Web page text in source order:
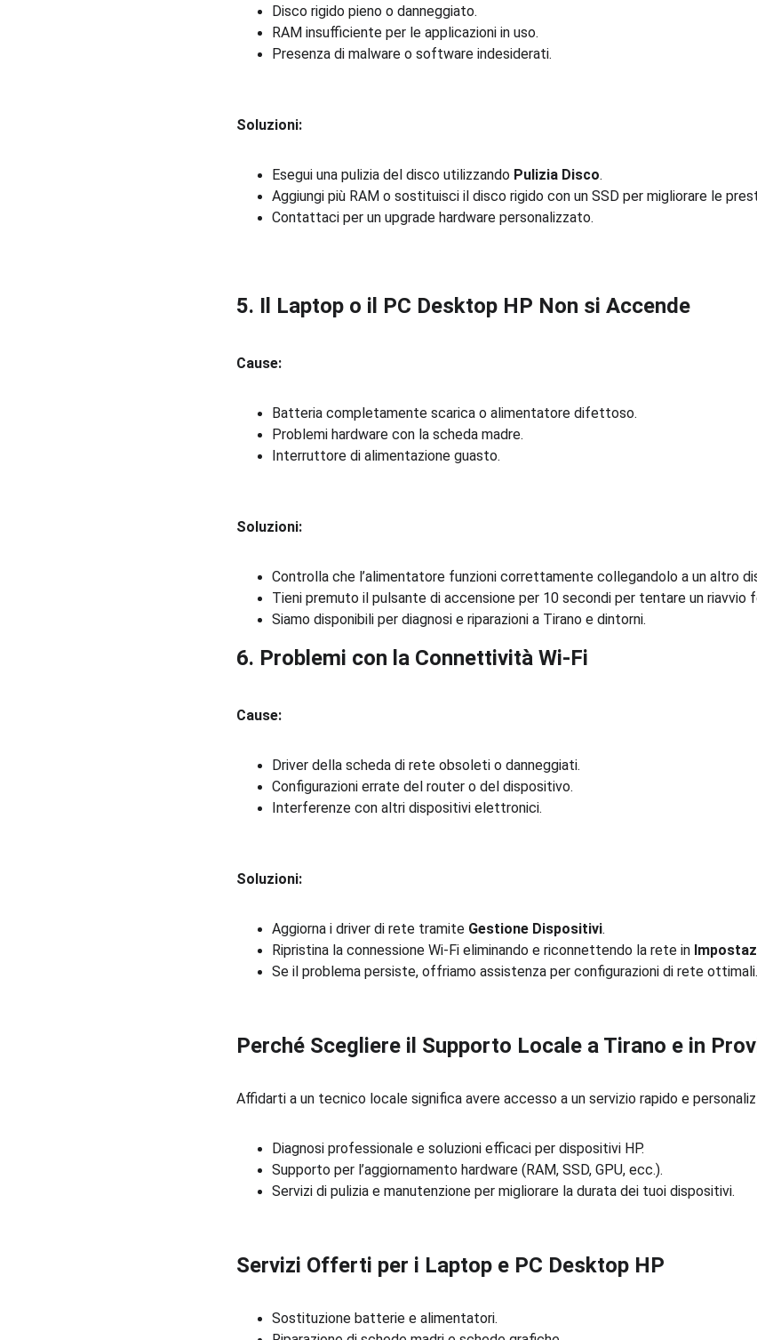
Disco rigido pieno o danneggiato.
RAM insufficiente per le applicazioni in uso.
Presenza di malware o software indesiderati.
Soluzioni:
Esegui una pulizia del disco utilizzando Pulizia Disco.
Aggiungi più RAM o sostituisci il disco rigido con un SSD per migliorare le
Contattaci per un upgrade hardware personalizzato.
5. Il Laptop o il PC Desktop HP Non si Accende
Cause:
Batteria completamente scarica o alimentatore difettoso.
Problemi hardware con la scheda madre.
Interruttore di alimentazione guasto.
Soluzioni:
Controlla che l’alimentatore funzioni correttamente collegandolo a un altro
Tieni premuto il pulsante di accensione per 10 secondi per tentare un riavvio
Siamo disponibili per diagnosi e riparazioni a Tirano e dintorni.
6. Problemi con la Connettività Wi-Fi
Cause:
Driver della scheda di rete obsoleti o danneggiati.
Configurazioni errate del router o del dispositivo.
Interferenze con altri dispositivi elettronici.
Soluzioni:
Aggiorna i driver di rete tramite Gestione Dispositivi.
Ripristina la connessione Wi-Fi eliminando e riconnettendo la rete in
Se il problema persiste, offriamo assistenza per configurazioni di rete ottimali.
Perché Scegliere il Supporto Locale a Tirano e in
Affidarti a un tecnico locale significa avere accesso a un servizio rapido e
Diagnosi professionale e soluzioni efficaci per dispositivi HP.
Supporto per l’aggiornamento hardware (RAM, SSD, GPU, ecc.).
Servizi di pulizia e manutenzione per migliorare la durata dei tuoi dispositivi.
Servizi Offerti per i Laptop e PC Desktop HP
Sostituzione batterie e alimentatori.